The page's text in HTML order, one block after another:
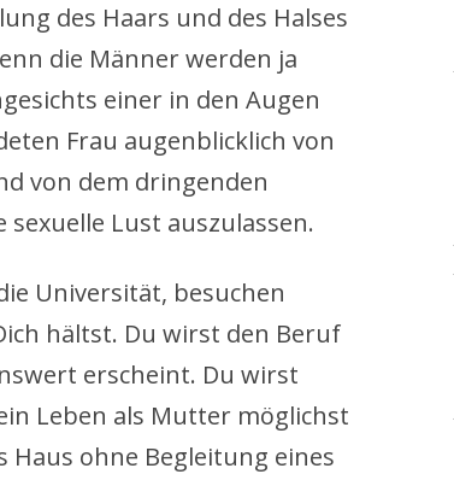
des Haars und des Halses
die Männer werden ja
einer in den Augen
Frau augenblicklich von
von dem dringenden
Lust auszulassen.
Universität, besuchen
hältst. Du wirst den Beruf
erscheint. Du wirst
Leben als Mutter möglichst
Haus ohne Begleitung eines